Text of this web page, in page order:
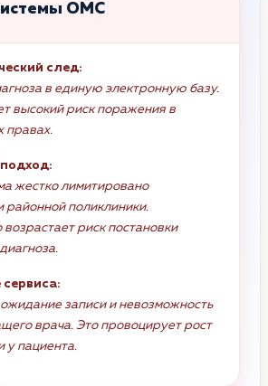
ОМС
след:
в единую электронную базу.
высокий риск поражения в
правах.
жестко лимитировано
районной поликлиники.
возрастает риск постановки
сервиса:
записи и невозможность
врача. Это провоцирует рост
у пациента.